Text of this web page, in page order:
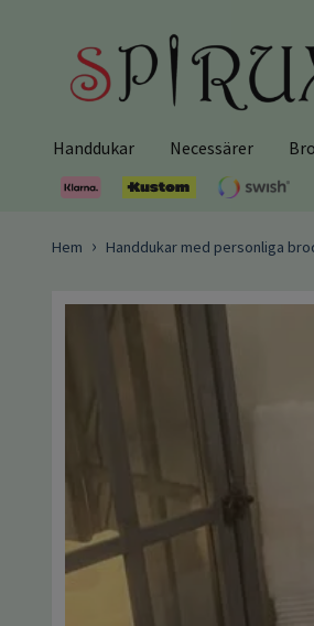
Handdukar Necessärer
Hem Handdukar med personliga